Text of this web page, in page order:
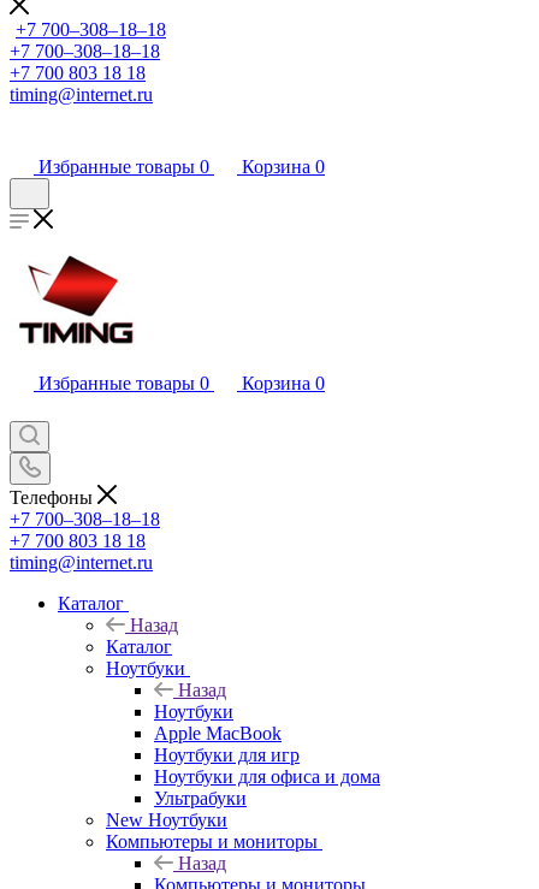
+7 700‒308‒18‒18
+7 700‒308‒18‒18
+7 700 803 18 18
timing@internet.ru
Избранные товары 0 Корзина 0
Избранные товары 0 Корзина 0
Телефоны
+7 700‒308‒18‒18
+7 700 803 18 18
timing@internet.ru
Каталог
Назад
Каталог
Ноутбуки
Назад
Ноутбуки
Apple MacBook
Ноутбуки для игр
Ноутбуки для офиса и дома
Ультрабуки
New Ноутбуки
Компьютеры и мониторы
Назад
Компьютеры и мониторы